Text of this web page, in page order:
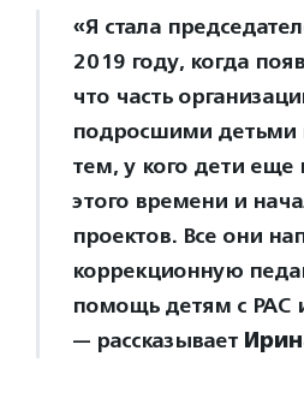
«Я стала
2019 году, когда
что часть
подросшими детьми
тем, у кого дети еще
этого времени и
проектов. Все они
коррекционную
помощь детям с РАС
— рассказывает